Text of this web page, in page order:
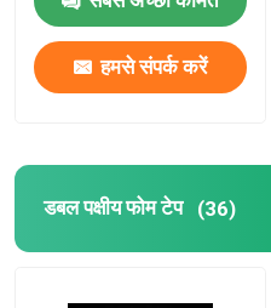
हमसे संपर्क करें
डबल पक्षीय फोम टेप (36)